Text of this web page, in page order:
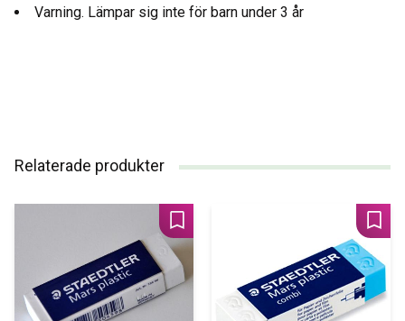
Varning. Lämpar sig inte för barn under 3 år
Relaterade produkter
Lägg till i favoriter